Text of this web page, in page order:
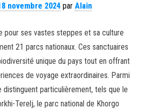
novembre 2024par Alain
pour ses vastes steppes et sa culture
21 parcs nationaux. Ces sanctuaires
unique du pays tout en offrant
de voyage extraordinaires. Parmi
distinguent particulièrement, tels que le
Terelj, le parc national de Khorgo